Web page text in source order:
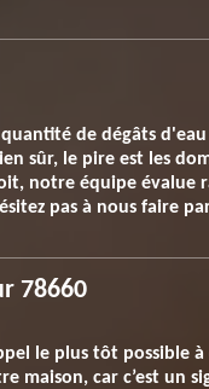
de dégâts
sûr, le pire est les
notre équipe
pas à nous faire
78660
le plus tôt possible
maison, car c’est un